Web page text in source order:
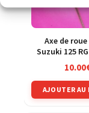
Axe de
Suzuki 125
nf12b
10.00
AJOUTER AU